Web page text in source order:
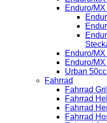
Enduro/
Enduro/
Enduro/
Urban
Fahrrad
Fahrrad
Fahrrad
Fahrrad
Fahrrad